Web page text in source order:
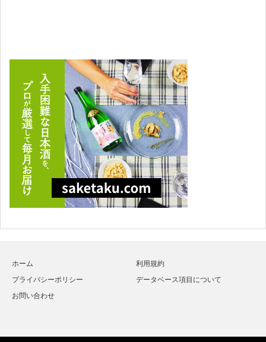
ホーム
利用規約
プライバシーポリシー
データベース項目について
お問い合わせ